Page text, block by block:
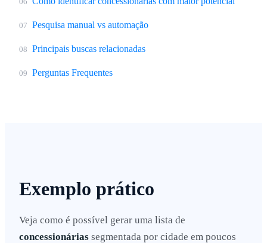
07 Pesquisa manual vs automação
08 Principais buscas relacionadas
09 Perguntas Frequentes
Exemplo prático
Veja como é possível gerar uma lista de
concessionárias segmentada por cidade em poucos